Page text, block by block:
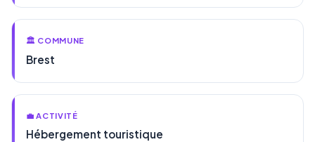
🏛️ COMMUNE
Brest
💼 ACTIVITÉ
Hébergement touristique